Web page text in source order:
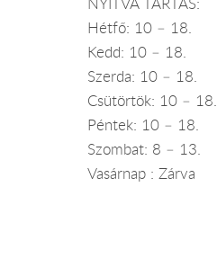
Hétfő: 10 – 18.
Kedd: 10 – 18.
Szerda: 10 – 18.
Csütörtök: 10 – 18.
Péntek: 10 – 18.
Szombat: 8 – 13.
Vasárnap : Zárva